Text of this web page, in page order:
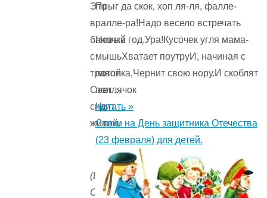
Это
в
баночке
с
травой
Светлячок
сидит
живой.
(Илл.
О.Рытман)
Прыг да скок, хоп ля-ля, фалле-
ралле-ра!Надо весело встречать
Новый год.Ура!Кусочек угля мама-
мышьХватает поутруИ, начиная с
потолка,Чернит свою нору.И скоблят
пол ...
Читать »
Стихи на День защитника Отечества
(23 февраля) для детей.